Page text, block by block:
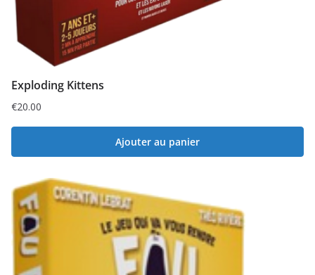
Exploding Kittens
€20.00
Ajouter au panier